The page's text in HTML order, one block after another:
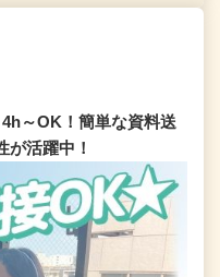
～OK！簡単な資料送
が活躍中！